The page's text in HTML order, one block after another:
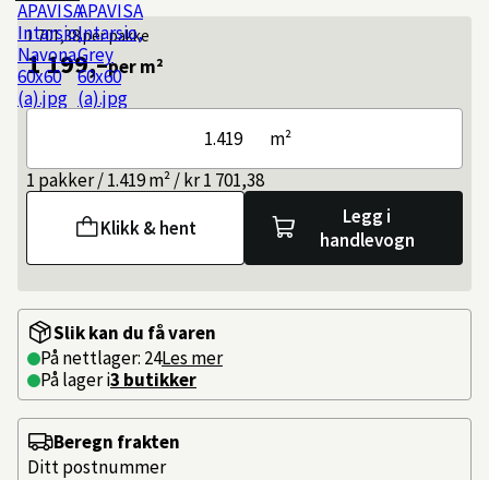
1 701,38per pakke
1 199,–per m²
m²
1 pakker / 1.419 m² / kr 1 701,38
Klikk & hent
Legg i
handlevogn
Slik kan du få varen
På nettlager: 24Les mer
På lager i3 butikker
Beregn frakten
Ditt postnummer